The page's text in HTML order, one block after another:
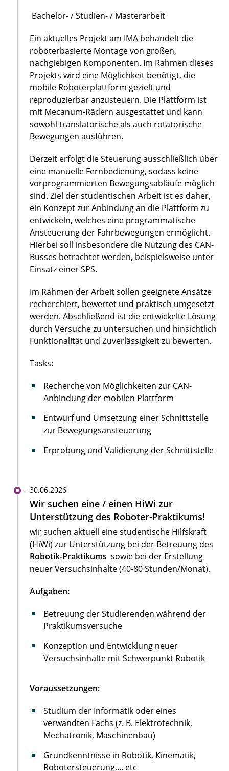
Bachelor- / Studien- / Masterarbeit
Ein aktuelles Projekt am IMA behandelt die
roboterbasierte Montage von großen,
nachgiebigen Komponenten. Im Rahmen dieses
Projekts wird eine Möglichkeit benötigt, die
mobile Roboterplattform gezielt und
reproduzierbar anzusteuern. Die Plattform ist
mit Mecanum-Rädern ausgestattet und kann
sowohl translatorische als auch rotatorische
Bewegungen ausführen.
Derzeit erfolgt die Steuerung ausschließlich über
eine manuelle Fernbedienung, sodass keine
vorprogrammierten Bewegungsabläufe möglich
sind. Ziel der studentischen Arbeit ist es daher,
ein Konzept zur Anbindung an die Plattform zu
entwickeln, welches eine programmatische
Ansteuerung der Fahrbewegungen ermöglicht.
Hierbei soll insbesondere die Nutzung des CAN-
Busses betrachtet werden, beispielsweise unter
Einsatz einer SPS.
Im Rahmen der Arbeit sollen geeignete Ansätze
recherchiert, bewertet und praktisch umgesetzt
werden. Abschließend ist die entwickelte Lösung
durch Versuche zu untersuchen und hinsichtlich
Funktionalität und Zuverlässigkeit zu bewerten.
Tasks:
Recherche von Möglichkeiten zur CAN-
Anbindung der mobilen Plattform
Entwurf und Umsetzung einer Schnittstelle
zur Bewegungsansteuerung
Erprobung und Validierung der Schnittstelle
30.06.2026
Wir suchen eine / einen HiWi zur
Unterstützung des Roboter-Praktikums!
wir suchen aktuell eine studentische Hilfskraft
(HiWi) zur Unterstützung bei der Betreuung des
Robotik-Praktikums sowie bei der Erstellung
neuer Versuchsinhalte (40-80 Stunden/Monat).
Aufgaben:
Betreuung der Studierenden während der
Praktikumsversuche
Konzeption und Entwicklung neuer
Versuchsinhalte mit Schwerpunkt Robotik
Voraussetzungen:
Studium der Informatik oder eines
verwandten Fachs (z. B. Elektrotechnik,
Mechatronik, Maschinenbau)
Grundkenntnisse in Robotik, Kinematik,
Robotersteuerung,... etc